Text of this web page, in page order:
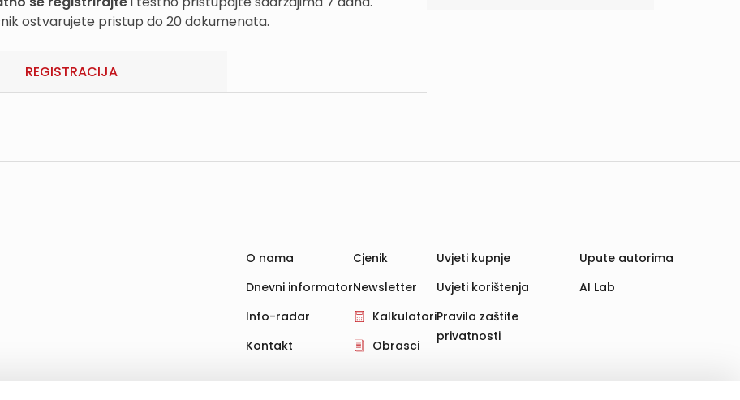
ostvarujete pristup do 20 dokumenata.
REGISTRACIJA
O nama
Dnevni informator
Info-radar
Kontakt
Cjenik
Newsletter
Kalkulatori
Obrasci
Uvjeti kupnje
Uvjeti korištenja
Pravila zaštite
privatnosti
Upute autorima
AI Lab